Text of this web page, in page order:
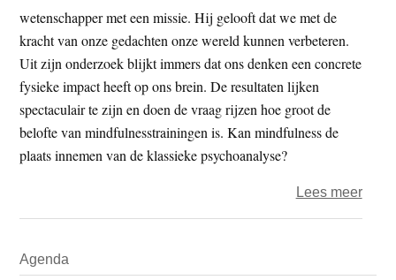
wetenschapper met een missie. Hij gelooft dat we met de
kracht van onze gedachten onze wereld kunnen verbeteren.
Uit zijn onderzoek blijkt immers dat ons denken een concrete
fysieke impact heeft op ons brein. De resultaten lijken
spectaculair te zijn en doen de vraag rijzen hoe groot de
belofte van mindfulnesstrainingen is. Kan mindfulness de
plaats innemen van de klassieke psychoanalyse?
Lees meerover
Sidebar
Agenda